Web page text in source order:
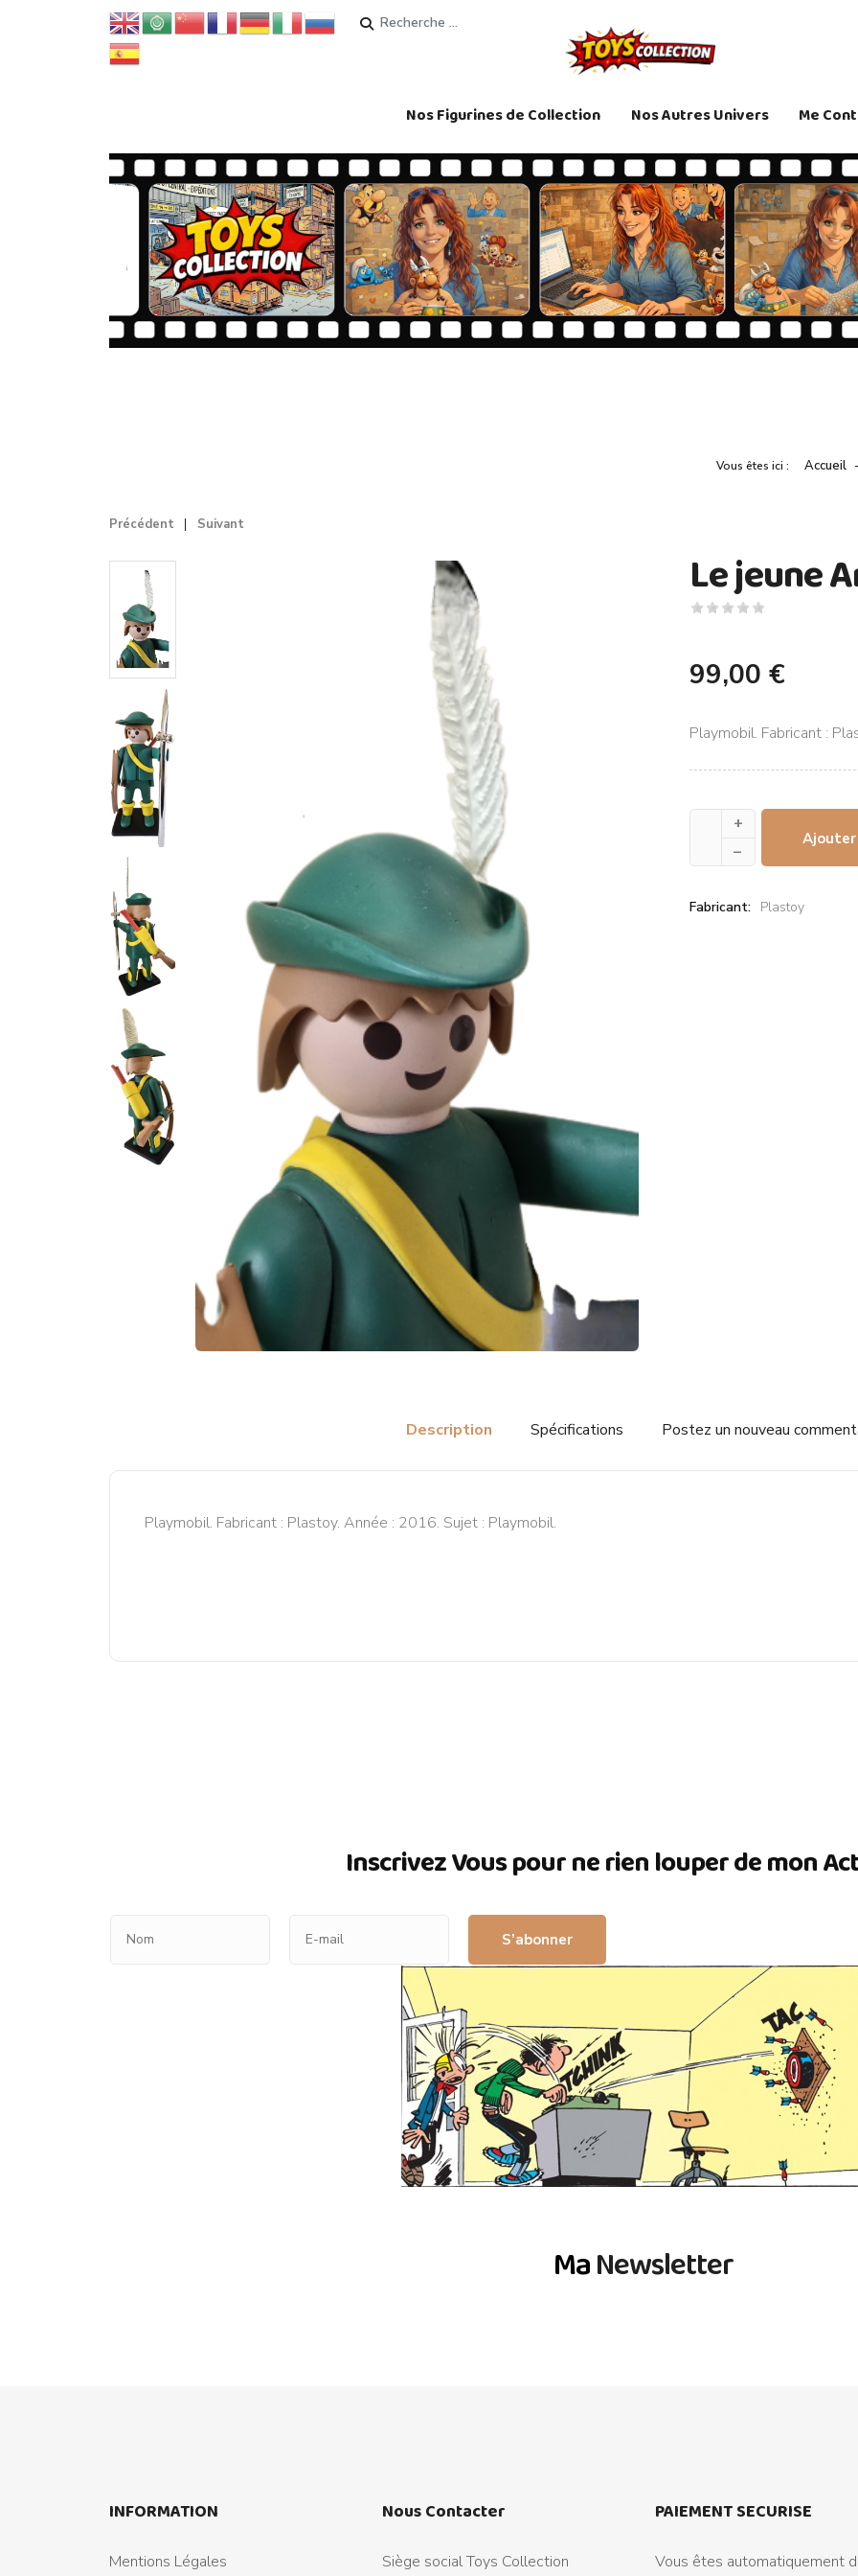
Rechercher
Nos Figurines de Collection Nos Autres Univers Me
Vous êtes ici : Accueil
Précédent Suivant
Le jeune
99,00 €
Playmobil. Fabricant :
+
–
Ajouter
Fabricant: Plastoy
Description Spécifications Postez un nouveau
Playmobil. Fabricant : Plastoy. Année : 2016. Sujet : Playmobil.
Inscrivez Vous pour ne rien louper de mon
S’abonner
MaNewsletter
INFORMATION
Mentions Légales
Nous Contacter
Siège social Toys Collection
PAIEMENT SECURISE
Vous êtes automatiquement